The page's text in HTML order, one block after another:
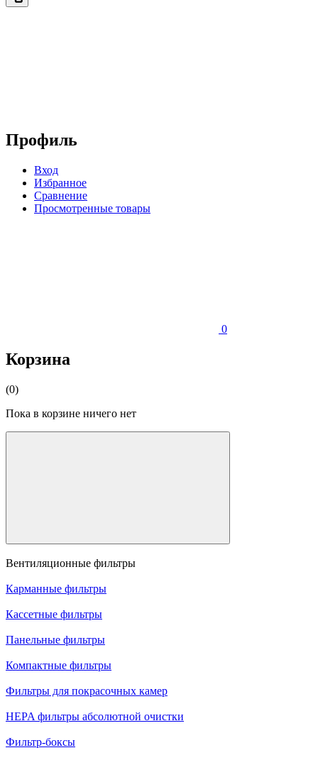
Профиль
Вход
Избранное
Сравнение
Просмотренные товары
0
Корзина
(0)
Пока в корзине ничего нет
Вентиляционные фильтры
Карманные фильтры
Кассетные фильтры
Панельные фильтры
Компактные фильтры
Фильтры для покрасочных камер
HEPA фильтры абсолютной очистки
Фильтр-боксы